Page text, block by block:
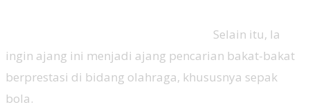
Selain itu, Ia
ingin ajang ini menjadi ajang pencarian bakat-bakat
berprestasi di bidang olahraga, khususnya sepak
bola.